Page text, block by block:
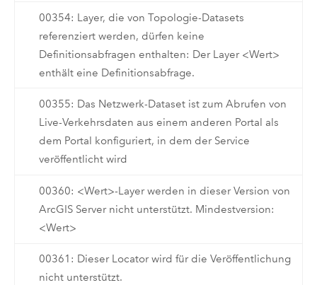
00354: Layer, die von Topologie-Datasets
referenziert werden, dürfen keine
Definitionsabfragen enthalten: Der Layer <Wert>
enthält eine Definitionsabfrage.
00355: Das Netzwerk-Dataset ist zum Abrufen von
Live-Verkehrsdaten aus einem anderen Portal als
dem Portal konfiguriert, in dem der Service
veröffentlicht wird
00360: <Wert>-Layer werden in dieser Version von
ArcGIS Server nicht unterstützt. Mindestversion:
<Wert>
00361: Dieser Locator wird für die Veröffentlichung
nicht unterstützt.